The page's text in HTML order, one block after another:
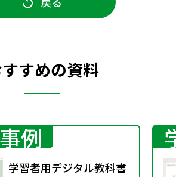
すめの資料
例
学習者用デジタル教科書